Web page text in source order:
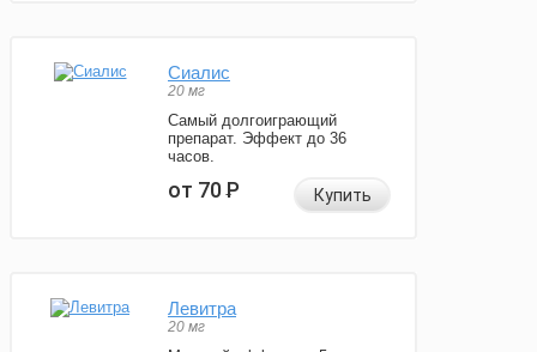
Сиалис
20 мг
Самый долгоиграющий
препарат. Эффект до 36
часов.
от 70Р Купить
Левитра
20 мг